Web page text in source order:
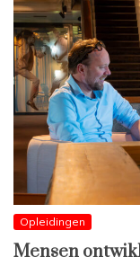
Opleidingen
Mensen